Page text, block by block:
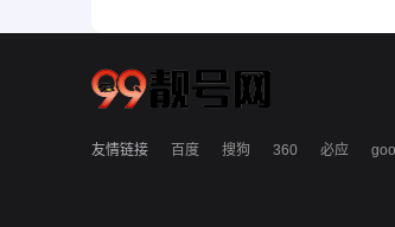
友情链接 百度 搜狗 360 必应